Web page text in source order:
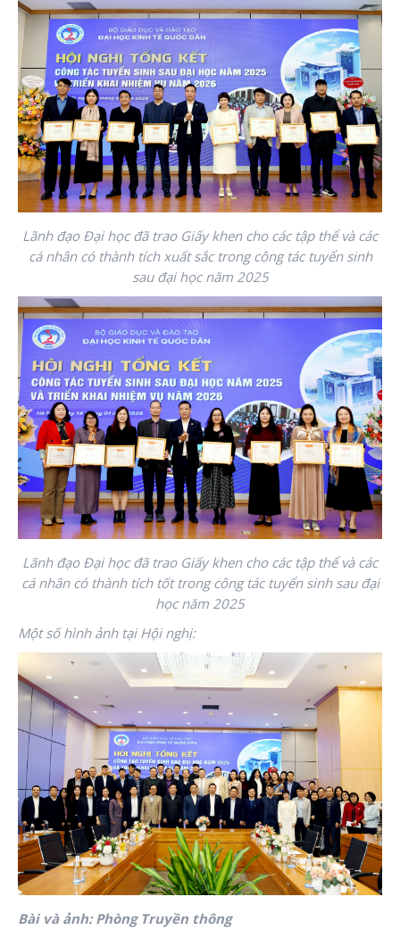
Lãnh đạo Đại học đã trao Giấy khen cho các tập thể và các
cá nhân có thành tích xuất sắc trong công tác tuyển sinh
sau đại học năm 2025
Lãnh đạo Đại học đã trao Giấy khen cho các tập thể và các
cá nhân có thành tích tốt trong công tác tuyển sinh sau đại
học năm 2025
Một số hình ảnh tại Hội nghị:
Bài và ảnh: Phòng Truyền thông